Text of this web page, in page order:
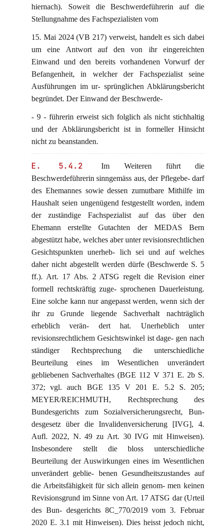
hiernach). Soweit die Beschwerdeführerin auf die
Stellungnahme des Fachspezialisten vom
15. Mai 2024 (VB 217) verweist, handelt es sich dabei
um eine Antwort auf den von ihr eingereichten
Einwand und den bereits vorhandenen Vorwurf der
Befangenheit, in welcher der Fachspezialist seine
Ausführungen im ur- sprünglichen Abklärungsbericht
begründet. Der Einwand der Beschwerde-
- 9 - führerin erweist sich folglich als nicht stichhaltig
und der Abklärungsbericht ist in formeller Hinsicht
nicht zu beanstanden.
E. 5.4.2
Im Weiteren führt die
Beschwerdeführerin sinngemäss aus, der Pflegebe- darf
des Ehemannes sowie dessen zumutbare Mithilfe im
Haushalt seien ungenügend festgestellt worden, indem
der zuständige Fachspezialist auf das über den
Ehemann erstellte Gutachten der MEDAS Bern
abgestützt habe, welches aber unter revisionsrechtlichen
Gesichtspunkten unerheb- lich sei und auf welches
daher nicht abgestellt werden dürfe (Beschwerde S. 5
ff.). Art. 17 Abs. 2 ATSG regelt die Revision einer
formell rechtskräftig zuge- sprochenen Dauerleistung.
Eine solche kann nur angepasst werden, wenn sich der
ihr zu Grunde liegende Sachverhalt nachträglich
erheblich verän- dert hat. Unerheblich unter
revisionsrechtlichem Gesichtswinkel ist dage- gen nach
ständiger Rechtsprechung die unterschiedliche
Beurteilung eines im Wesentlichen unverändert
gebliebenen Sachverhaltes (BGE 112 V 371 E. 2b S.
372; vgl. auch BGE 135 V 201 E. 5.2 S. 205;
MEYER/REICHMUTH, Rechtsprechung des
Bundesgerichts zum Sozialversicherungsrecht, Bun-
desgesetz über die Invalidenversicherung [IVG], 4.
Aufl. 2022, N. 49 zu Art. 30 IVG mit Hinweisen).
Insbesondere stellt die bloss unterschiedliche
Beurteilung der Auswirkungen eines im Wesentlichen
unverändert geblie- benen Gesundheitszustandes auf
die Arbeitsfähigkeit für sich allein genom- men keinen
Revisionsgrund im Sinne von Art. 17 ATSG dar (Urteil
des Bun- desgerichts 8C_770/2019 vom 3. Februar
2020 E. 3.1 mit Hinweisen). Dies heisst jedoch nicht,